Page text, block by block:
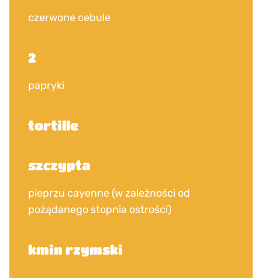
czerwone cebule
2
papryki
tortille
szczypta
pieprzu cayenne (w zależności od
pożądanego stopnia ostrości)
kmin rzymski